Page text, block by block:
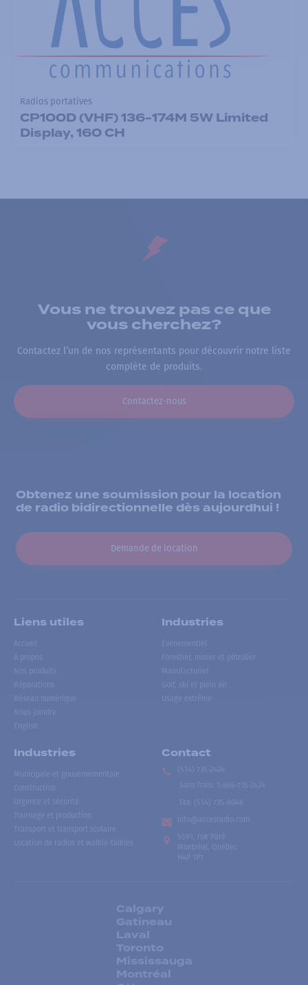
Radios portatives
CP100D (VHF) 136-174M 5W Limited
Display, 160 CH
Vous ne trouvez pas ce que
vous cherchez?
Contactez l’un de nos représentants pour découvrir notre liste
complète de produits.
Contactez-nous
Obtenez une soumission pour la location
de radio bidirectionnelle dès aujourdhui !
Demande de location
Liens utiles
Accueil
À propos
Nos produits
Réparations
Réseau numérique
Nous joindre
English
Industries
Événementiel
Forestier, minier et pétrolier
Manufacturier
Golf, ski et plein air
Usage extrême
Industries
Municipale et gouvernementale
Construction
Urgence et sécurité
Tournage et production
Transport et transport scolaire
Location de radios et walkie-talkies
Contact
(514) 735-2424
Sans frais
1-866-735-2424
Fax:
(514) 735-8046
info@accesradio.com
5591, rue Paré
Montréal, Québec
H4P 1P7
Calgary
Gatineau
Laval
Toronto
Mississauga
Montréal